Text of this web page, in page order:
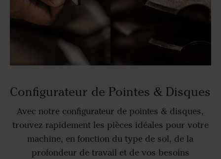
Configurateur de Pointes & Disques
Avec notre configurateur de pointes & disques,
trouvez rapidement les pièces idéales pour votre
machine, en fonction du type de sol, de la
profondeur de travail et de vos besoins